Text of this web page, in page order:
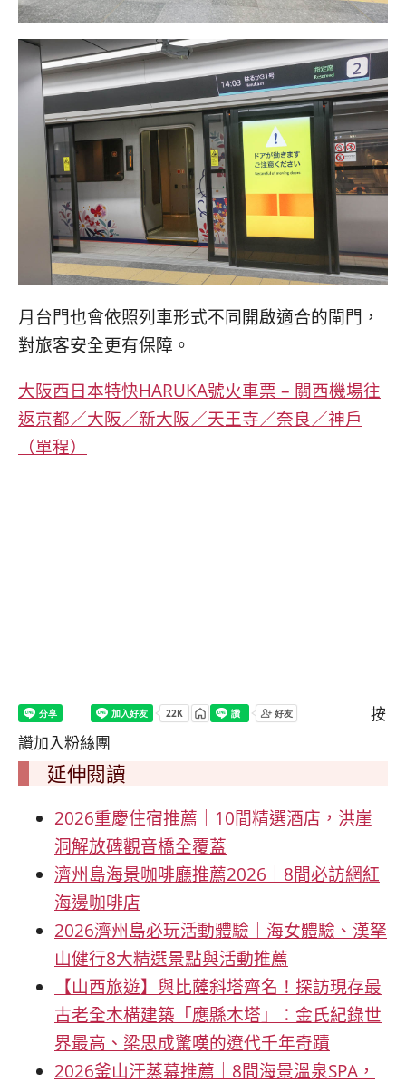
月台門也會依照列車形式不同開啟適合的閘門，
對旅客安全更有保障。
大阪西日本特快HARUKA號火車票 – 關西機場往
返京都／大阪／新大阪／天王寺／奈良／神戶
（單程）
按
讚加入粉絲團
延伸閱讀
2026重慶住宿推薦｜10間精選酒店，洪崖
洞解放碑觀音橋全覆蓋
濟州島海景咖啡廳推薦2026｜8間必訪網紅
海邊咖啡店
2026濟州島必玩活動體驗｜海女體驗、漢拏
山健行8大精選景點與活動推薦
【山西旅遊】與比薩斜塔齊名！探訪現存最
古老全木構建築「應縣木塔」：金氏紀錄世
界最高、梁思成驚嘆的遼代千年奇蹟
2026釜山汗蒸幕推薦｜8間海景溫泉SPA，